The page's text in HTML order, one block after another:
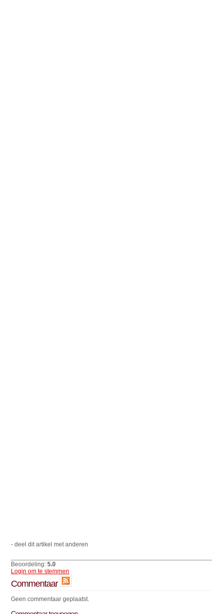
- deel dit artikel met anderen
Beoordeling:5.0
Login om te stemmen
Commentaar
Geen commentaar geplaatst.